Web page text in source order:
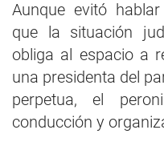
Aunque evitó hablar
que la situación
obliga al espacio a
una presidenta del
perpetua, el
conducción y